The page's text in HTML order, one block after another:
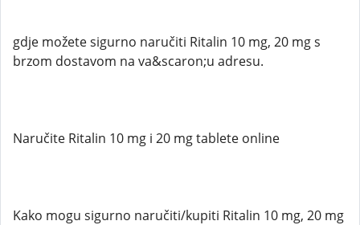
gdje možete sigurno naručiti Ritalin 10 mg, 20 mg s
brzom dostavom na va&scaron;u adresu.
Naručite Ritalin 10 mg i 20 mg tablete online
Kako mogu sigurno naručiti/kupiti Ritalin 10 mg, 20 mg